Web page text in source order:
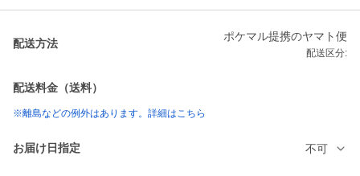
配送方法
ポケマル提携のヤマト便
配送区分:
配送料金（送料）
※離島などの例外はあります。詳細はこちら
お届け日指定 不可